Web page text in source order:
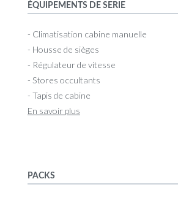
ÉQUIPEMENTS DE SERIE
- Climatisation cabine manuelle
- Housse de sièges
- Régulateur de vitesse
- Stores occultants
- Tapis de cabine
En savoir plus
PACKS